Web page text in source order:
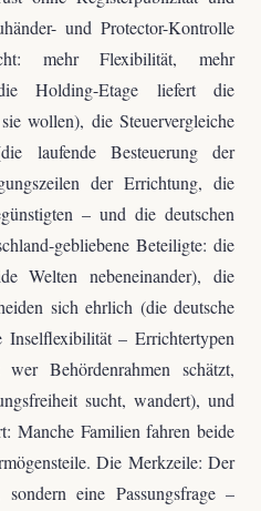
und Protector-Kontrolle
mehr Flexibilität, mehr
die Holding-Etage liefert die
wollen), die Steuervergleiche
laufende Besteuerung der
der Errichtung, die
– und die deutschen
gebliebene Beteiligte: die
Welten nebeneinander), die
sich ehrlich (die deutsche
Inselflexibilität – Errichtertypen
Behördenrahmen schätzt,
sucht, wandert), und
Manche Familien fahren beide
Die Merkzeile: Der
eine Passungsfrage –